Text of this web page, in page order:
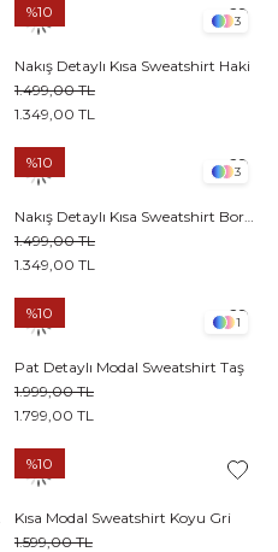
3
Nakış Detaylı Kısa Sweatshirt Haki
1.349,00 TL
1.499,00 TL
%10
3
1.349,00 TL
1.499,00 TL
%10
1
Pat Detaylı Modal Sweatshirt Taş
1.799,00 TL
1.999,00 TL
%10
Kısa Modal Sweatshirt Koyu Gri
1.599,00 TL
%10